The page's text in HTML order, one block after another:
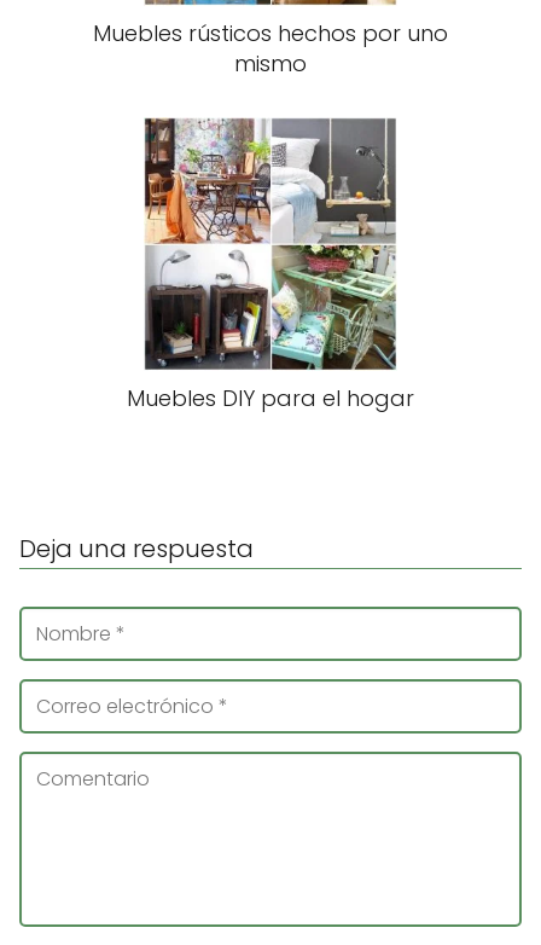
Muebles rústicos hechos por uno
mismo
Muebles DIY para el hogar
Deja una respuesta